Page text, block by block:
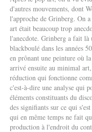
d'autres mouvements, dont
l'approche de Grinberg. On
art était beaucoup trop
l'anecdote. Grinberg a fait là
blackboulé dans les années
en prônant une peinture où
arrivé ensuite au minimal
réduction qui fonctionne
c'est-à-dire une analyse qui
éléments constituants du
des signifiants sur ce qui
qui en même temps ne fait
production à l'endroit du